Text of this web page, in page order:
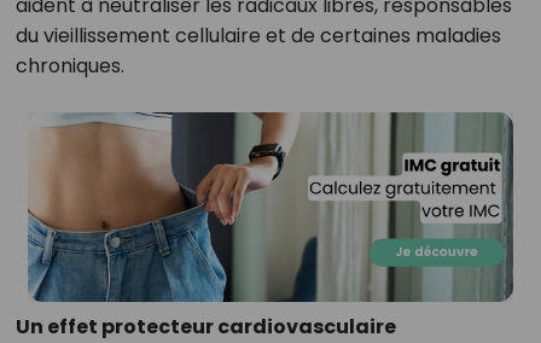
du vieillissement cellulaire et de certaines maladies
chroniques.
Un effet protecteur cardiovasculaire